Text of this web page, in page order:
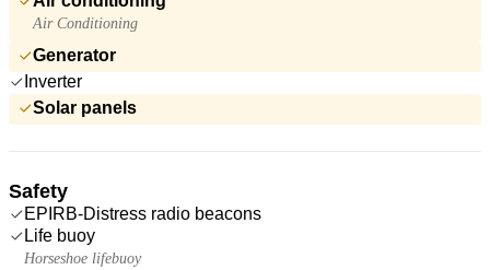
Air Conditioning
Generator
Inverter
Solar panels
Safety
EPIRB-Distress radio beacons
Life buoy
Horseshoe lifebuoy